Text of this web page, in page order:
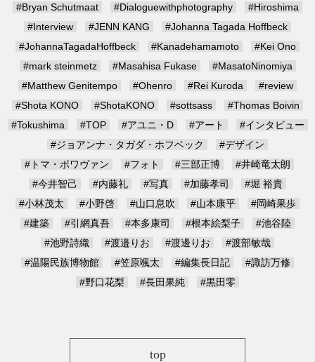
#Bryan Schutmaat
#Dialoguewithphotography
#Hiroshima
#Interview
#JENN KANG
#Johanna Tagada Hoffbeck
#JohannaTagadaHoffbeck
#Kanadehamamoto
#Kei Ono
#mark steinmetz
#Masahisa Fukase
#MasatoNinomiya
#Matthew Genitempo
#Ohenro #Rei Kuroda
#review
#Shota KONO
#ShotaKONO #sottsass
#Thomas Boivin
#Tokushima
#TOP #アユニ・D #アート
#インタビュー
#ジョアンナ・タガダ・ホフベック
#デザイン
#トマ・ボワヴァン
#フォト #三部正博
#井崎竜太朗
#今井智己
#内藤礼 #写真 #加藤孝司
#堀 裕貴
#小林茂太
#小野啓 #山口息吹 #山本康平
#岡崎果歩
#建築
#引網真吾 #本多康司 #根本絵梨子
#池谷陸
#池野詩織
#渡邉りお #渡邊りお
#渡部敏哉
#温陽民族博物館
#笠原颯太 #編集長日記
#諏訪万修
#野口花梨
#長田果純 #黒田零
top